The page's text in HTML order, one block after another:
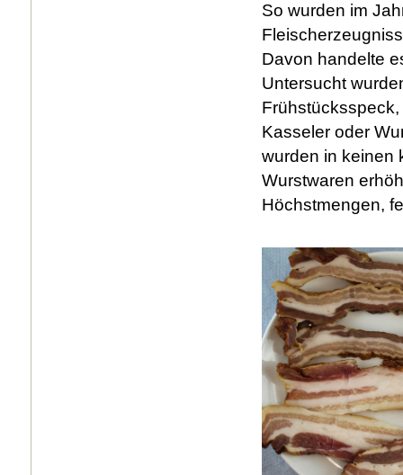
So wurden im
Davon handelte
Untersucht
Kasseler oder
wurden in keinen
Wurstwaren
Höchstmengen,